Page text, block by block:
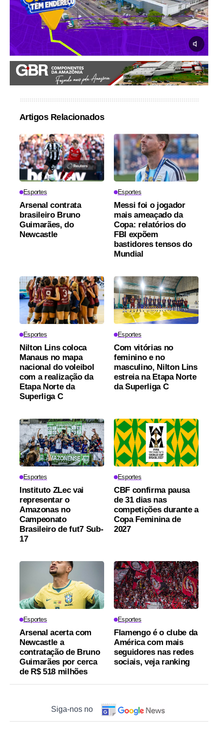
Artigos Relacionados
Esportes
Arsenal contrata
brasileiro Bruno
Guimarães, do
Newcastle
Esportes
Messi foi o jogador
mais ameaçado da
Copa: relatórios do
FBI expõem
bastidores tensos do
Mundial
Esportes
Nilton Lins coloca
Manaus no mapa
nacional do voleibol
com a realização da
Etapa Norte da
Superliga C
Esportes
Com vitórias no
feminino e no
masculino, Nilton Lins
estreia na Etapa Norte
da Superliga C
Esportes
Instituto ZLec vai
representar o
Amazonas no
Campeonato
Brasileiro de fut7 Sub-
17
Esportes
CBF confirma pausa
de 31 dias nas
competições durante a
Copa Feminina de
2027
Esportes
Arsenal acerta com
Newcastle a
contratação de Bruno
Guimarães por cerca
de R$ 518 milhões
Esportes
Flamengo é o clube da
América com mais
seguidores nas redes
sociais, veja ranking
Siga-nos no